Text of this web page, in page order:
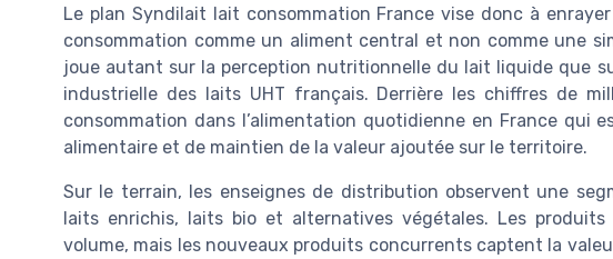
Le plan Syndilait lait consommation France vise donc à
consommation comme un aliment central et non comme une
joue autant sur la perception nutritionnelle du lait liquide que
industrielle des laits UHT français. Derrière les chiffres de
consommation dans l’alimentation quotidienne en France qui
alimentaire et de maintien de la valeur ajoutée sur le territoire.
Sur le terrain, les enseignes de distribution observent une
laits enrichis, laits bio et alternatives végétales. Les
volume, mais les nouveaux produits concurrents captent la